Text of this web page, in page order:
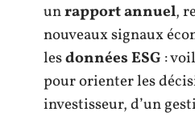
unrapport annuel,
nouveaux signaux
lesdonnées ESG :
pour orienter les
investisseur, d’un